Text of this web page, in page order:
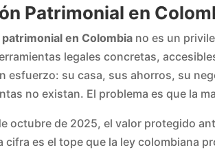
Patrimonial en
en Colombia no es un
legales concretas,
esfuerzo: su casa, sus ahorros, su
no existan. El problema es que la
octubre de 2025, el valor protegido
cifra es el tope que la ley colombiana